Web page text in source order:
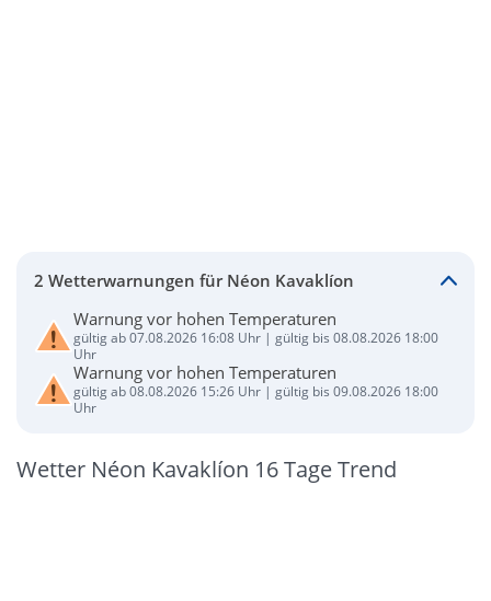
2 Wetterwarnungen für Néon Kavaklíon
Warnung vor hohen Temperaturen
gültig ab 07.08.2026 16:08 Uhr | gültig bis 08.08.2026 18:00
Uhr
Warnung vor hohen Temperaturen
gültig ab 08.08.2026 15:26 Uhr | gültig bis 09.08.2026 18:00
Uhr
Wetter Néon Kavaklíon 16 Tage Trend